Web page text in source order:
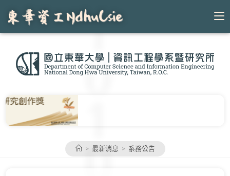
content
> 最新消息 > 系務公告